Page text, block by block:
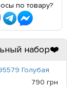
по товару?
набор❤️
Голубая
790 грн